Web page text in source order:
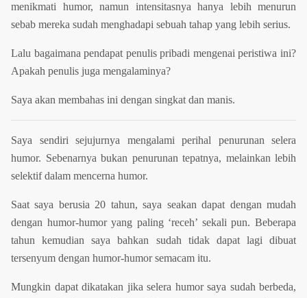
menikmati humor, namun intensitasnya hanya lebih menurun
sebab mereka sudah menghadapi sebuah tahap yang lebih serius.
Lalu bagaimana pendapat penulis pribadi mengenai peristiwa ini?
Apakah penulis juga mengalaminya?
Saya akan membahas ini dengan singkat dan manis.
Saya sendiri sejujurnya mengalami perihal penurunan selera
humor. Sebenarnya bukan penurunan tepatnya, melainkan lebih
selektif dalam mencerna humor.
Saat saya berusia 20 tahun, saya seakan dapat dengan mudah
dengan humor-humor yang paling ‘receh’ sekali pun. Beberapa
tahun kemudian saya bahkan sudah tidak dapat lagi dibuat
tersenyum dengan humor-humor semacam itu.
Mungkin dapat dikatakan jika selera humor saya sudah berbeda,